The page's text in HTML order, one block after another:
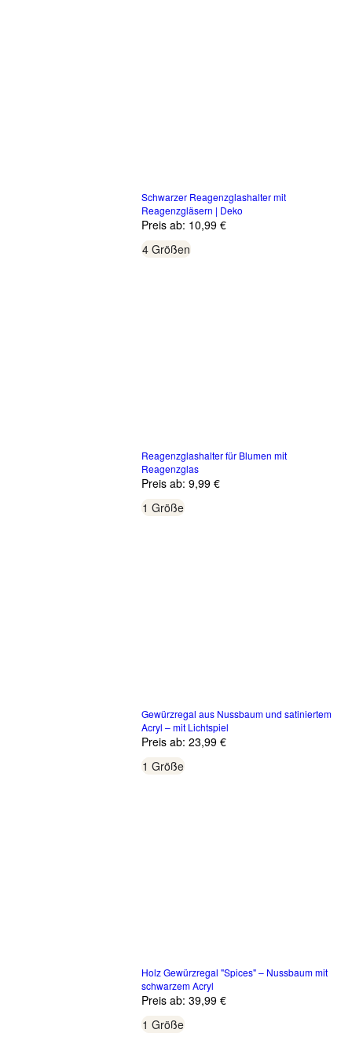
Schwarzer Reagenzglashalter mit
Reagenzgläsern | Deko
Preis ab: 10,99 €
4 Größen
Reagenzglashalter für Blumen mit
Reagenzglas
Preis ab: 9,99 €
1 Größe
Gewürzregal aus Nussbaum und satiniertem
Acryl – mit Lichtspiel
Preis ab: 23,99 €
1 Größe
Holz Gewürzregal "Spices" – Nussbaum mit
schwarzem Acryl
Preis ab: 39,99 €
1 Größe